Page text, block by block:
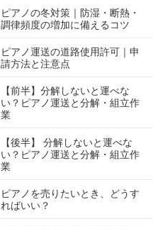
ピアノの冬対策｜防湿・断熱・
調律頻度の増加に備えるコツ
ピアノ運送の道路使用許可｜申
請方法と注意点
【前半】分解しないと運べな
い？ピアノ運送と分解・組立作
業
【後半】 分解しないと運べな
い？ピアノ運送と分解・組立作
業
ピアノを売りたいとき、どうす
ればいい？